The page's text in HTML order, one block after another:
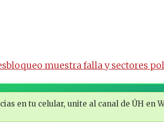
muestra falla y sectores
en tu celular, unite al canal de ÚH en